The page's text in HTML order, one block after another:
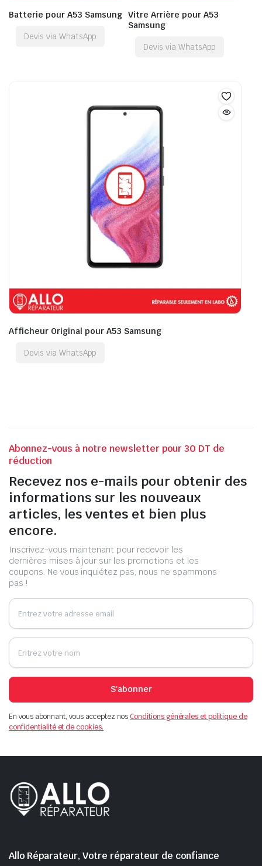
Batterie pour A53 Samsung
Devis via WhatsApp
Vitre Arrière pour A53
Samsung
Devis via WhatsApp
Afficheur Original pour A53 Samsung
Devis via WhatsApp
Abonnez-vous à notre newsletter pour 30 DT de
réduction
Recevez nos e-mails pour obtenir des
informations sur les nouveaux
articles, les ventes et bien plus
encore.
Inscrivez-vous maintenant pour recevoir les
dernières mises à jour sur les promotions et les
coupons. Ne vous inquiétez pas, nous ne spammons
pas !
S'abonner
En vous abonnant, vous acceptez nosConditions générales et politique de
confidentialité et de cookies.
Allo Réparateur, Votre réparateur de confiance